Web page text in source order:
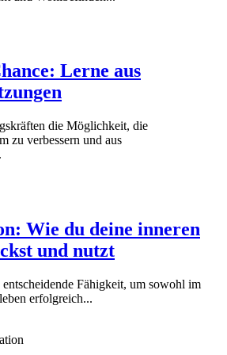
Lerne aus
die Möglichkeit, die
zu verbessern und aus
Wie du deine inneren
und nutzt
Fähigkeit, um sowohl im
erfolgreich...